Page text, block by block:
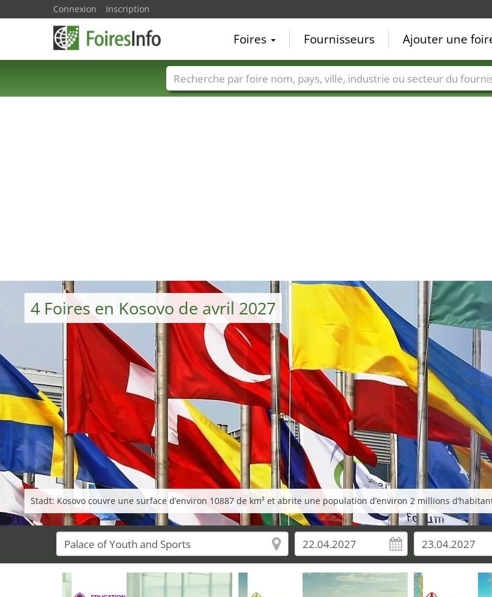
4 Foires en Kosovo de avril 2027
Stadt: Kosovo couvre une surface d’environ 10887 de km² et abrite une population d’environ 2 millions
Connexion Inscription
Foires Fournisseurs Ajouter une
Foire noms Pays Villes Secteurs de foire Secteurs du